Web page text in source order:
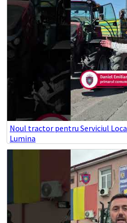
Noul tractor pentru Serviciul
Lumina